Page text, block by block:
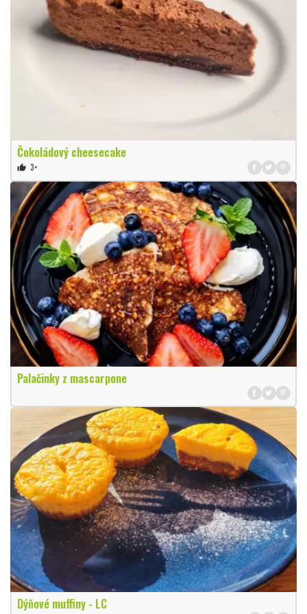
Čokoládový cheesecake
thumb_up 3×
Palačinky z mascarpone
Dýňové muffiny - LC